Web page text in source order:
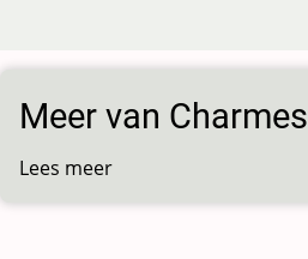
naar
de
inhoud
gaan
Meer van Charmes
Lees meer